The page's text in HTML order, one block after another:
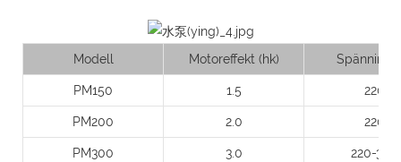
Modell Motoreffekt (hk) Spänning
PM150 1.5 220
PM200 2.0 220
PM300 3.0 220-380